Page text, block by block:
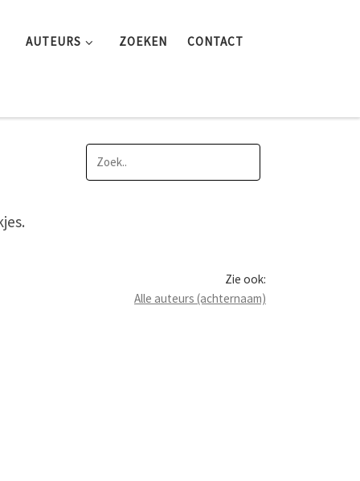
AUTEURS ZOEKEN CONTACT
Zie ook:
Alle auteurs (achternaam)